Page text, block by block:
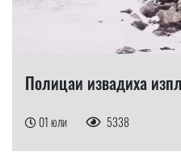
Полицаи извадиха
01 юли 5338